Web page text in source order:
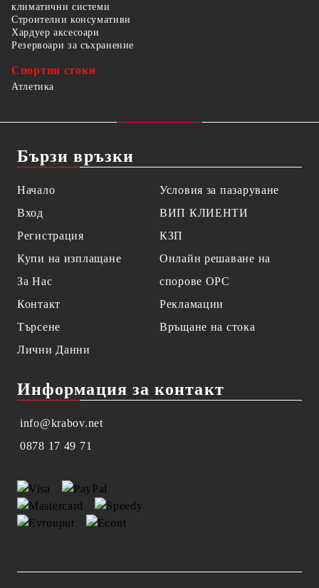
климатични системи
Строителни консумативи
Хардуер аксесоари
Резервоари за съхранение
Спортни стоки
Атлетика
Бързи връзки
Начало
Вход
Регистрация
Купи на изплащане
За Нас
Контакт
Търсене
Лични Данни
Условия за пазаруване
ВИП КЛИЕНТИ
КЗП
Онлайн решаване на
спорове OPC
Рекламации
Връщане на стока
Информация за контакт
info@krabov.net
0878 17 49 71